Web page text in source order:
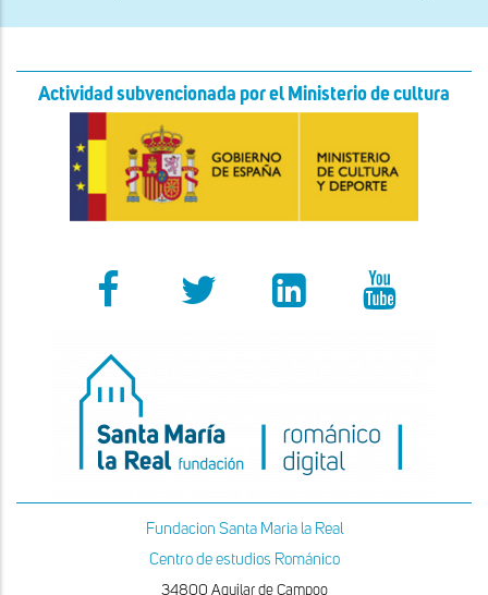
Actividad subvencionada por el Ministerio de cultura
Fundacion Santa Maria la Real
Centro de estudios Románico
34800 Aguilar de Campoo